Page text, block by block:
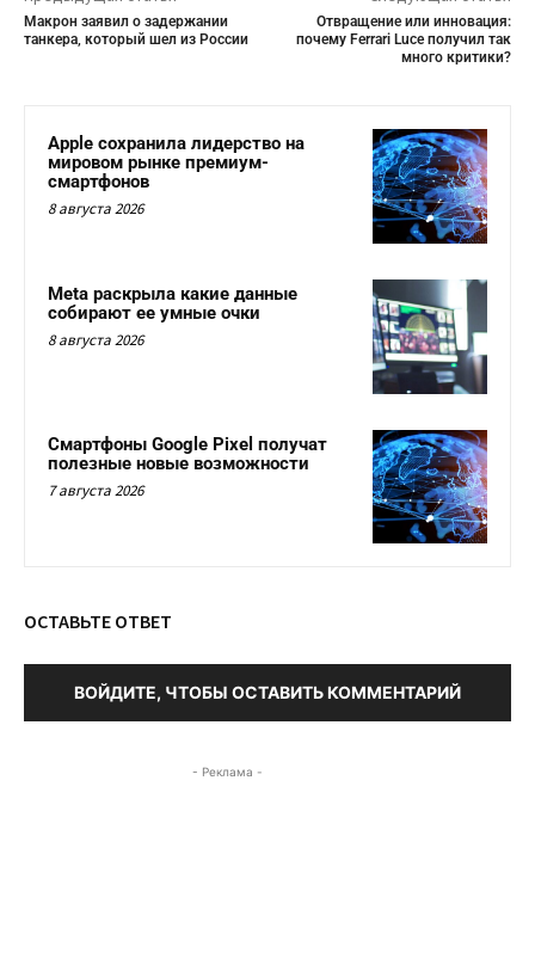
Макрон заявил о задержании
танкера, который шел из России
Отвращение или инновация:
почему Ferrari Luce получил так
много критики?
Apple сохранила лидерство на
мировом рынке премиум-
смартфонов
8 августа 2026
Meta раскрыла какие данные
собирают ее умные очки
8 августа 2026
Смартфоны Google Pixel получат
полезные новые возможности
7 августа 2026
ОСТАВЬТЕ ОТВЕТ
ВОЙДИТЕ, ЧТОБЫ ОСТАВИТЬ КОММЕНТАРИЙ
- Реклама -